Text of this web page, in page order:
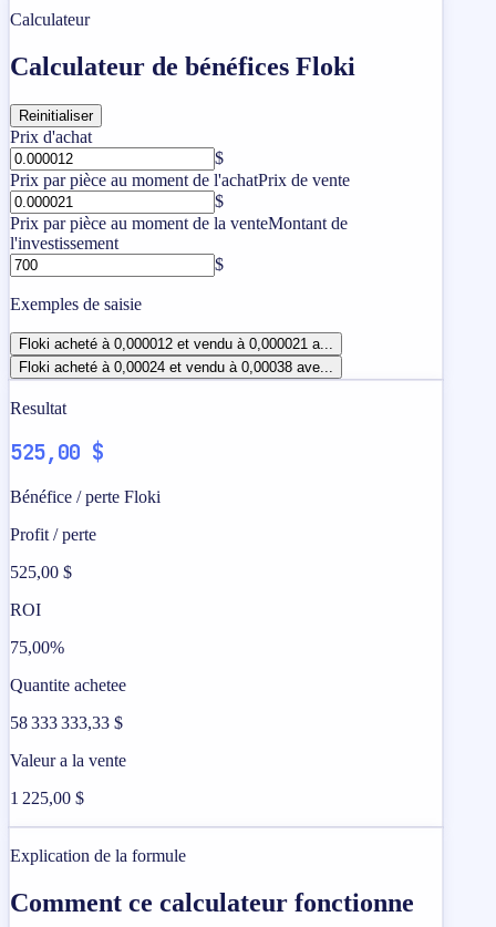
Calculateur
Calculateur de bénéfices Floki
Reinitialiser
Prix ​​d'achat
$
Prix ​​par pièce au moment de l'achatPrix ​​de vente
$
Prix ​​par pièce au moment de la venteMontant de
l'investissement
$
Exemples de saisie
Floki acheté à 0,000012 et vendu à 0,000021 a...
Floki acheté à 0,00024 et vendu à 0,00038 ave...
Resultat
525,00 $
Bénéfice / perte Floki
Profit / perte
525,00 $
ROI
75,00%
Quantite achetee
58 333 333,33 $
Valeur a la vente
1 225,00 $
Explication de la formule
Comment ce calculateur fonctionne